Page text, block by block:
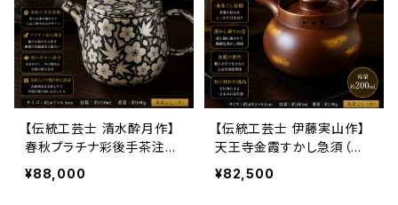
【伝統工芸士 清水酔月作】
春秋プラチナ彩後手茶注
（本茶こし・木箱入）100ml
｜万古焼 日本製 高級急須
¥88,000
【伝統工芸士 伊藤実山作】
天王寺金霞すかし急須（本
茶こし・木箱入）200ml｜万
古焼 高級手作り急須 日本
¥82,500